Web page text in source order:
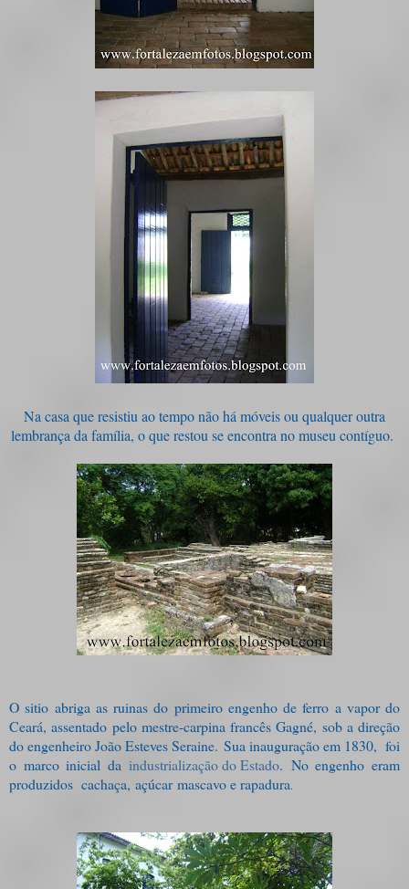
Na casa que resistiu ao tempo não há móveis ou qualquer outra
lembrança da família, o que restou se encontra no museu contíguo.
O sitio abriga as ruinas do primeiro engenho de ferro a vapor do
Ceará, assentado pelo mestre-carpina francês Gagné, sob a direção
do engenheiro João Esteves Seraine. Sua inauguração em 1830, foi
o marco inicial da industrialização do Estado. No engenho eram
produzidos cachaça, açúcar mascavo e rapadura.